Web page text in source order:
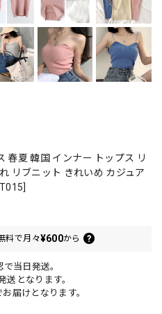
春夏 韓国 インナー トップス リ
リブニット きれいめ カジュア
料で月々¥600から
当日発送。
となります。
届けとなります。